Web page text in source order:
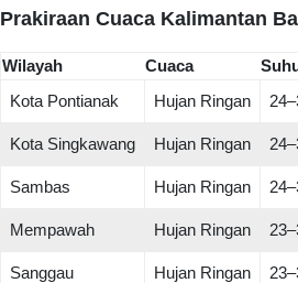
Prakiraan Cuaca Kalimantan
Wilayah Cuaca
Kota Pontianak
Hujan Ringan
Kota Singkawang Hujan Ringan
Sambas Hujan Ringan
Mempawah Hujan Ringan
Sanggau Hujan Ringan